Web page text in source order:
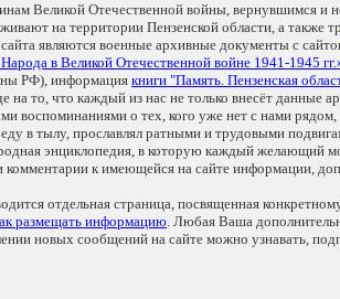
Великой Отечественной войны, вернувшимся
на территории Пензенской области, а также
являются военные архивные документы с
в Великой Отечественной войне 1941-1945
РФ), информация книги "Память. Пензенская
на то, что каждый из нас не только внесёт
воспоминаниями о тех, кого уже нет с нами
в тылу, прославлял ратными и трудовыми
энциклопедия, в которую каждый желающий
комментарии к имеющейся на сайте информации,
отдельная страница, посвященная
размещать информацию. Любая Ваша
новых сообщений на сайте можно узнавать,